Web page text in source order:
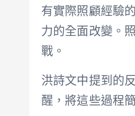
有實際照顧經驗
力的全面改變。
戰。
洪詩文中提到的
醒，將這些過程